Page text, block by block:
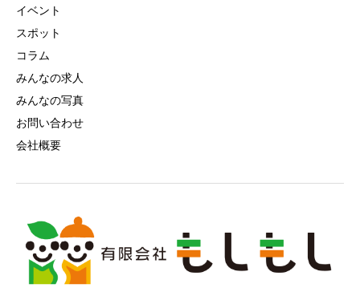
イベント
スポット
コラム
みんなの求人
みんなの写真
お問い合わせ
会社概要